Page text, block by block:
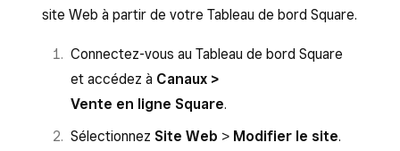
site Web à partir de votre Tableau de bord Square.
Connectez-vous au Tableau de bord Square
et accédez à Canaux >
Vente en ligne Square.
Sélectionnez Site Web > Modifier le site.